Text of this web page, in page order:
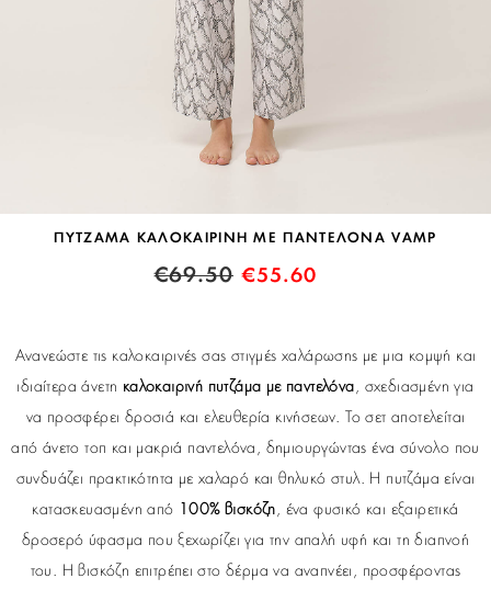
ΠΥΤΖΑΜΑ ΚΑΛΟΚΑΙΡΙΝΗ ΜΕ ΠΑΝΤΕΛΟΝΑ VAMP
€69.50 €55.60
Ανανεώστε τις καλοκαιρινές σας στιγμές χαλάρωσης με μια κομψή και
ιδιαίτερα άνετη καλοκαιρινή πυτζάμα με παντελόνα , σχεδιασμένη για
να προσφέρει δροσιά και ελευθερία κινήσεων. Το σετ αποτελείται
από άνετο τοπ και μακριά παντελόνα, δημιουργώντας ένα σύνολο που
συνδυάζει πρακτικότητα με χαλαρό και θηλυκό στυλ. Η πυτζάμα είναι
κατασκευασμένη από
100% βισκόζη , ένα φυσικό και εξαιρετικά
δροσερό ύφασμα που ξεχωρίζει για την απαλή υφή και τη διαπνοή
του. Η βισκόζη επιτρέπει στο δέρμα να αναπνέει, προσφέροντας